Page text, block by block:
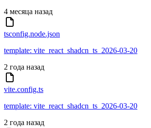
4 месяца назад
tsconfig.node.json
template: vite_react_shadcn_ts_2026-03-20
2 года назад
vite.config.ts
template: vite_react_shadcn_ts_2026-03-20
2 года назад